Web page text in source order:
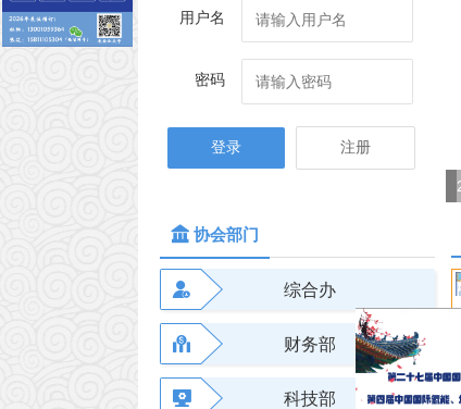
用户名
密码
登录 注册
协会部门
综合办
财务部
科技部